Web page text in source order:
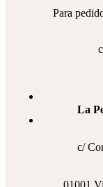
Para
La
c/
01001